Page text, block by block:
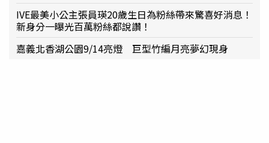
IVE最美小公主張員瑛20歲生日為粉絲帶來驚喜好消息！
新身分一曝光百萬粉絲都說讚！
嘉義北香湖公園9/14亮燈 巨型竹編月亮夢幻現身